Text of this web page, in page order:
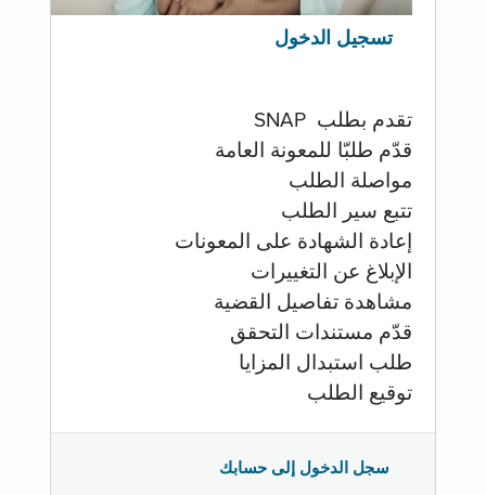
تسجيل الدخول
تقدم بطلب SNAP
قدّم طلبّا للمعونة العامة
مواصلة الطلب
تتبع سير الطلب
إعادة الشهادة على المعونات
الإبلاغ عن التغييرات
مشاهدة تفاصيل القضية
قدّم مستندات التحقق
طلب استبدال المزايا
توقيع الطلب
سجل الدخول إلى حسابك